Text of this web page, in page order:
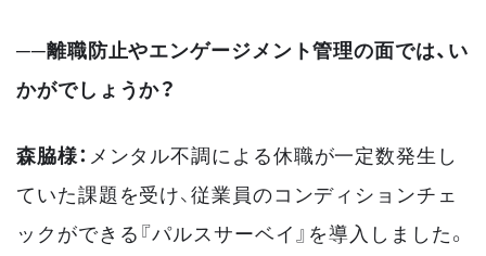
──離職防止やエンゲージメント管理の面では、い
かがでしょうか？
森脇様： メンタル不調による休職が一定数発生し
ていた課題を受け、従業員のコンディションチェ
ックができる『パルスサーベイ』を導入しました。